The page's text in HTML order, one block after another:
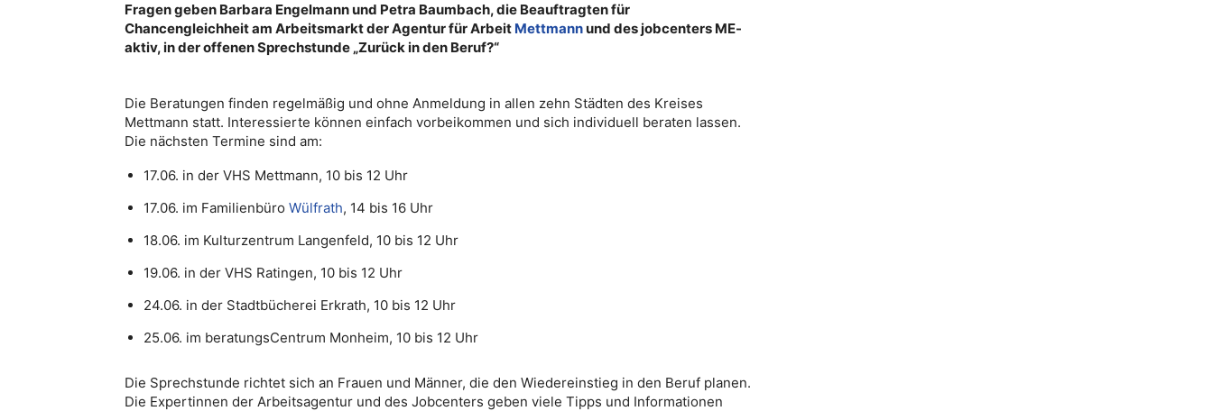
Fragen geben Barbara Engelmann und Petra Baumbach, die Beauftragten für
Chancengleichheit am Arbeitsmarkt der Agentur für Arbeit Mettmannund des jobcenters ME-
aktiv, in der offenen Sprechstunde „Zurück in den Beruf?“
Die Beratungen finden regelmäßig und ohne Anmeldung in allen zehn Städten des Kreises
Mettmann statt. Interessierte können einfach vorbeikommen und sich individuell beraten lassen.
Die nächsten Termine sind am:
17.06. in der VHS Mettmann, 10 bis 12 Uhr
17.06. im Familienbüro Wülfrath, 14 bis 16 Uhr
18.06. im Kulturzentrum Langenfeld, 10 bis 12 Uhr
19.06. in der VHS Ratingen, 10 bis 12 Uhr
24.06. in der Stadtbücherei Erkrath, 10 bis 12 Uhr
25.06. im beratungsCentrum Monheim, 10 bis 12 Uhr
Die Sprechstunde richtet sich an Frauen und Männer, die den Wiedereinstieg in den Beruf planen.
Die Expertinnen der Arbeitsagentur und des Jobcenters geben viele Tipps und Informationen